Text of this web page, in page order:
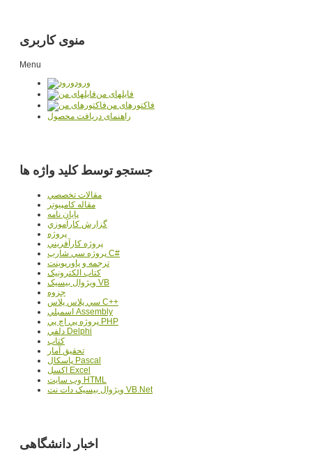
منوی کاربری
Menu
ورود
فایلهای من
فاکتورهای من
راهنمای دریافت محصول
جستجو توسط کلید واژه ها
مقالات تخصصي
مقاله کامپیوتر
پایان نامه
گزارش کارآموزي
پروژه
پروژه کارآفريني
پروژه سي شارپ C#
ترجمه و پاورپوينت
کتاب الکترونيک
ويژوال بيسيک VB
جزوه
سي پلاس پلاس C++
اسمبلي Assembly
پروژه پي اچ پي PHP
دلفي Delphi
کتاب
تحقيق آمار
پاسکال Pascal
اکسل Excel
وب سايت HTML
ويژوال بيسيک دات نت VB.Net
اخبار دانشگاهی